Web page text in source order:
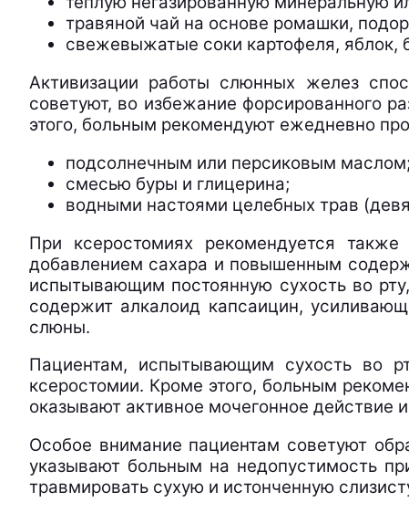
травяной чай на основе ромашки,
свежевыжатые соки картофеля, яблок,
Активизации работы слюнных желез
советуют, во избежание форсированного
этого, больным рекомендуют ежедневно
подсолнечным или персиковым маслом;
смесью буры и глицерина;
водными настоями целебных трав
При ксеростомиях рекомендуется
добавлением сахара и повышенным
испытывающим постоянную сухость во
содержит алкалоид капсаицин,
слюны.
Пациентам, испытывающим сухость во
ксеростомии. Кроме этого, больным
оказывают активное мочегонное
Особое внимание пациентам советуют
указывают больным на недопустимость
травмировать сухую и истонченную